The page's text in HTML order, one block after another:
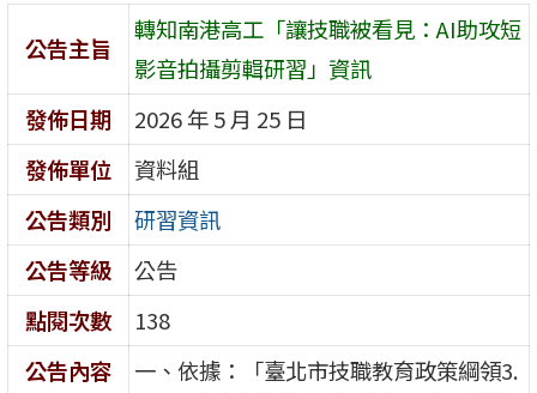
公告主旨
轉知南港高工「讓技職被看見：AI助攻短
影音拍攝剪輯研習」資訊
發佈日期
2026 年 5 月 25 日
發佈單位
資料組
公告類別
研習資訊
公告等級
公告
點閱次數
138
公告內容
一、依據：「臺北市技職教育政策綱領3.